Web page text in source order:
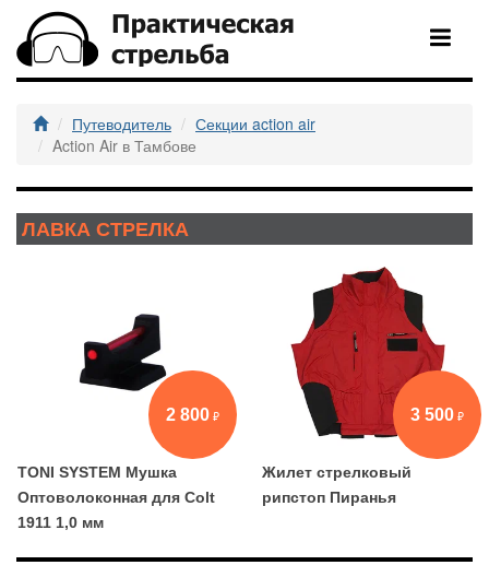
Путеводитель
Секции action air
Action Air в Тамбове
ЛАВКА СТРЕЛКА
2 800
TONI SYSTEM Мушка
Оптоволоконная для Colt
1911 1,0 мм
3 500
Жилет стрелковый
рипстоп Пиранья